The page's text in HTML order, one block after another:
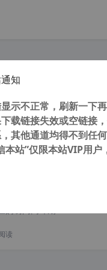
2008 完美64位简体中文版
注明： 转载自
的访问高峰期...
读
注明： 转载自
访问高峰期...
读
知
示不正常，刷新一下
载链接失效或空链接
其他通道均得不到任
本站”仅限本站VIP用